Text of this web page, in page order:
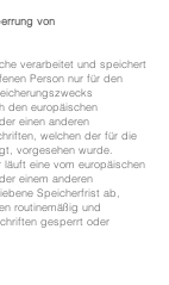
von
verarbeitet und speichert
Person nur für den
den europäischen
einen anderen
welchen der für die
vorgesehen wurde.
eine vom europäischen
einem anderen
Speicherfrist ab,
routinemäßig und
gesperrt oder